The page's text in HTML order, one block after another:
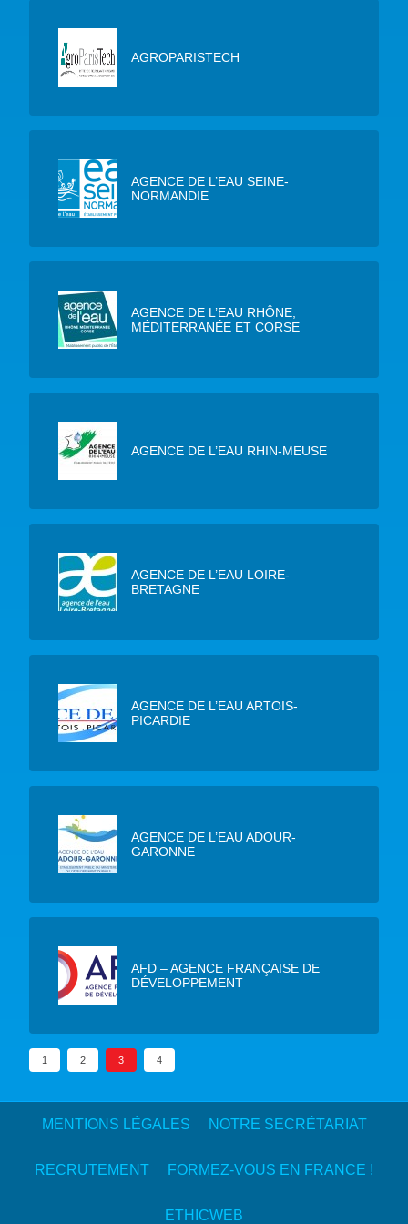
AGROPARISTECH
AGENCE DE L’EAU SEINE-
NORMANDIE
AGENCE DE L’EAU RHÔNE,
MÉDITERRANÉE ET CORSE
AGENCE DE L’EAU RHIN-MEUSE
AGENCE DE L’EAU LOIRE-
BRETAGNE
AGENCE DE L’EAU ARTOIS-
PICARDIE
AGENCE DE L’EAU ADOUR-
GARONNE
AFD – AGENCE FRANÇAISE DE
DÉVELOPPEMENT
1 2 3 4
MENTIONS LÉGALES NOTRE SECRÉTARIAT
RECRUTEMENT FORMEZ-VOUS EN FRANCE !
ETHICWEB